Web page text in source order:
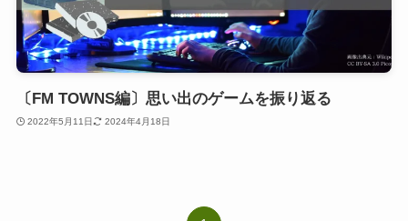
〔FM TOWNS編〕思い出のゲームを振り返る
2022年5月11日 2024年4月18日